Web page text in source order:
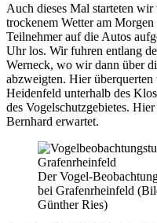
Auch dieses Mal starteten
trockenem Wetter am
Teilnehmer auf die Autos
Uhr los. Wir fuhren entlang
Werneck, wo wir dann über
abzweigten. Hier
Heidenfeld unterhalb des
des Vogelschutzgebietes.
Bernhard erwartet.
Der Vogel-
bei Grafenrheinfeld
Günther Ries)